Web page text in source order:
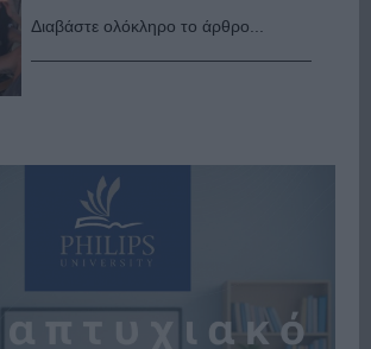
Διαβάστε ολόκληρο το άρθρο...